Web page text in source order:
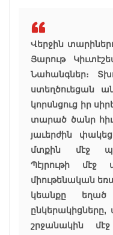
Վերջին
Յարութ
Նահանգներ։
ստեղծուեցան
կորսնցուց իր
տարած ծանր
յաւերժին
մտքին մէջ
Պէյրութի
միութենական
կեանքը
ընկերակիցները,
շրջանակին